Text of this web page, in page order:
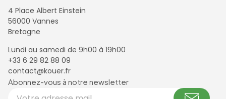
4 Place Albert Einstein
56000 Vannes
Bretagne
Lundi au samedi de 9h00 à 19h00
+33 6 29 82 88 09
contact@kouer.fr
Newsletter et réseaux sociaux
Abonnez-vous à notre newsletter
Votre adresse email